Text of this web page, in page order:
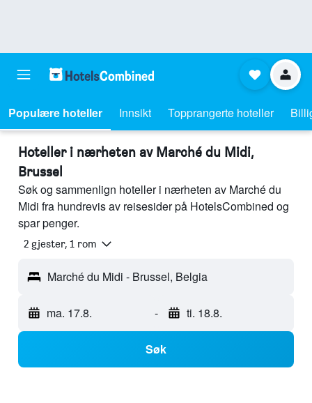
Populære hoteller Innsikt Topprangerte hoteller
Hoteller i nærheten av Marché du Midi,
Brussel
Søk og sammenlign hoteller i nærheten av Marché du
Midi fra hundrevis av reisesider på HotelsCombined og
spar penger.
2 gjester, 1 rom
Marché du Midi - Brussel, Belgia
ma. 17.8. - ti. 18.8.
Søk